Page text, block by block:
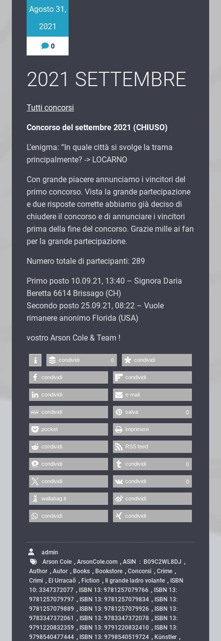
Agosto 31,
2021
0
2021 SETTEMBRE
Tutti concorsi
Concorso del settembre 2021 (CHIUSO)
L’enigma: “In quale città si svolge la trama
principalmente? -> LOCARNO
Con grande piacere annunciamo i vincitori del
primo concorso. Vista la grande partecipazione
e due risposte corrette abbiamo già deciso di
chiudere il concorso e di annunciare i vincitori
prima della fine del concorso. Grazie mille ai fan
per la grande partecipazione.
Numero totale di partecipanti: 289
Primo posto 10.09.21, 13:40 – Signora Daria
Beretta 6614 Brissago (CH)
Secondo posto 25.09.21, 08:22 – Vuole
rimanere anonimo Florida (USA)
vostro Arson Cole & Team !
condividi 0 condividi
condividi condividi
condividi e-mail
condividi salva 0
pocket imprimere
condividi RSS feed
condividi condividi 0
condividi condividi 0
wallabag it condividi
condividi condividi
admin
Arson Cole , ArsonCole.com , ASIN ‏ : ‎ B09C2WL8DJ ,
Author , Autor , Books , Bookstore , Concorsi , Crime ,
Crimi , El Urracaõ , Fiction , Il grande ladro volante , ISBN
10: 3347372077 , ISBN 13: 9781257079766 , ISBN 13:
9781257079797 , ISBN 13: 9781257079834 , ISBN 13:
9781257079889 , ISBN 13: 9781257079926 , ISBN 13:
9783347372061
, ISBN 13: 9783347372078 , ISBN 13:
9791220832359 , ISBN 13: 9791220832410 , ISBN 13:
9798540477444 , ISBN 13: 9798540519724 , Künstler ,